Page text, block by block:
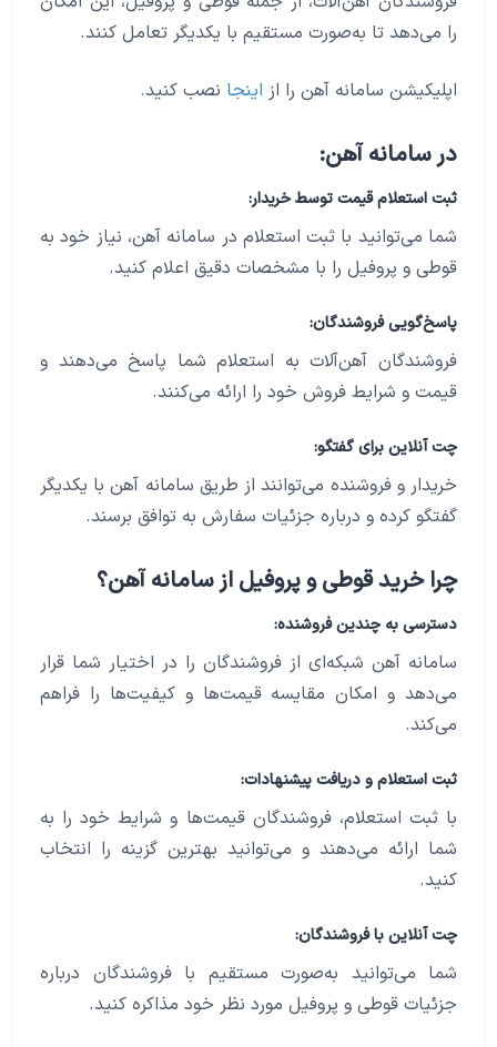
را می‌دهد تا به‌صورت مستقیم با یکدیگر تعامل کنند.
اپلیکیشن سامانه آهن را از اینجا نصب کنید.
در سامانه آهن:
ثبت استعلام قیمت توسط خریدار:
شما می‌توانید با ثبت استعلام در سامانه آهن، نیاز خود به
قوطی و پروفیل را با مشخصات دقیق اعلام کنید.
پاسخ‌گویی فروشندگان:
فروشندگان آهن‌آلات به استعلام شما پاسخ می‌دهند و
قیمت و شرایط فروش خود را ارائه می‌کنند.
چت آنلاین برای گفتگو:
خریدار و فروشنده می‌توانند از طریق سامانه آهن با یکدیگر
گفتگو کرده و درباره جزئیات سفارش به توافق برسند.
چرا خرید قوطی و پروفیل از سامانه آهن؟
دسترسی به چندین فروشنده:
سامانه آهن شبکه‌ای از فروشندگان را در اختیار شما قرار
می‌دهد و امکان مقایسه قیمت‌ها و کیفیت‌ها را فراهم
می‌کند.
ثبت استعلام و دریافت پیشنهادات:
با ثبت استعلام، فروشندگان قیمت‌ها و شرایط خود را به
شما ارائه می‌دهند و می‌توانید بهترین گزینه را انتخاب
کنید.
چت آنلاین با فروشندگان:
شما می‌توانید به‌صورت مستقیم با فروشندگان درباره
جزئیات قوطی و پروفیل مورد نظر خود مذاکره کنید.